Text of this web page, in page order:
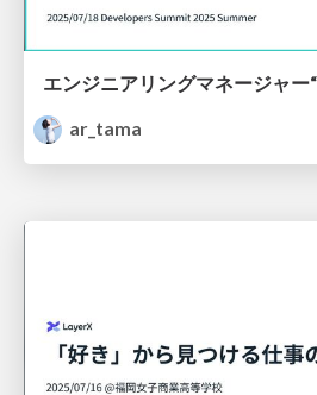
ar_tama